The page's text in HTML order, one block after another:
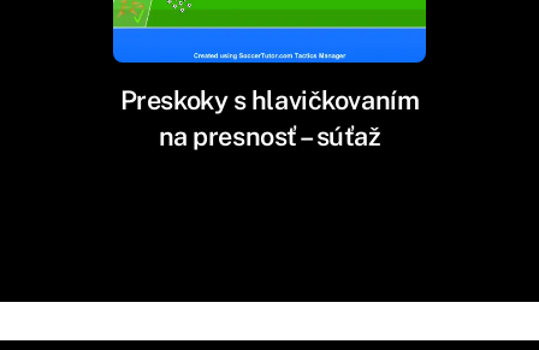
Preskoky s hlavičkovaním
na presnosť – súťaž